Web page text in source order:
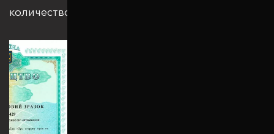
количеством патентов и сертификатов